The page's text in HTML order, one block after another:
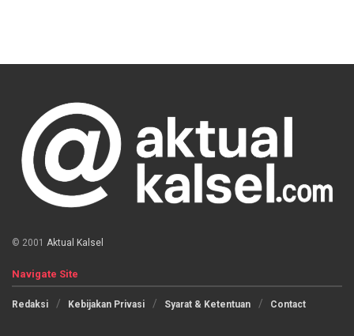
© 2001 Aktual Kalsel
Navigate Site
Redaksi Kebijakan Privasi Syarat & Ketentuan Contact